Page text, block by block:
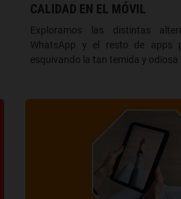
CALIDAD EN EL MÓVIL
Exploramos las distintas
WhatsApp y el resto de apps
esquivando la tan temida y odiosa